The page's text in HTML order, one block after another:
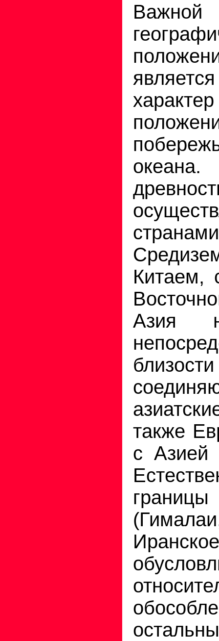
странами
Китаем,
Азия
также
с Азией